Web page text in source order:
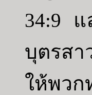
34:9 แ
บุตรสา
ให้พวก